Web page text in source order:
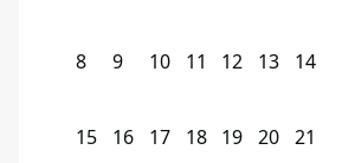
8 9 10 11 12 13 14
15 16 17 18 19 20 21